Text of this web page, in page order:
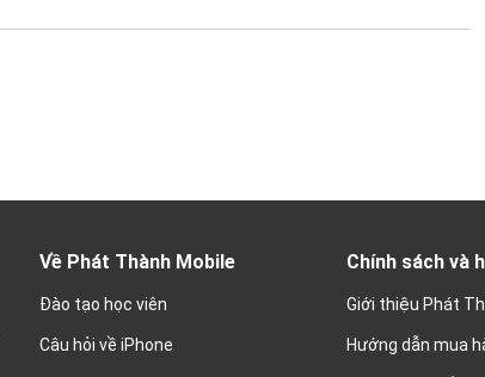
Về Phát Thành Mobile
Đào tạo học viên
Câu hỏi về iPhone
Chính sách và
Giới thiệu Phát
Hướng dẫn mua